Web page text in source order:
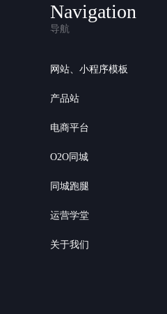
Navigation
导航
网站、小程序模板
产品站
电商平台
O2O同城
同城跑腿
运营学堂
关于我们